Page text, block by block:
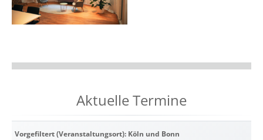
Aktuelle Termine
Vorgefiltert (Veranstaltungsort): Köln und Bonn